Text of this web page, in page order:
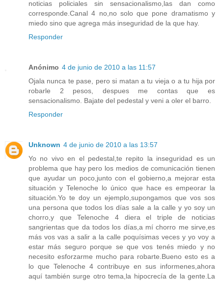
noticias policiales sin sensacionalismo,las dan como
corresponde.Canal 4 no,no solo que pone dramatismo y
miedo sino que agrega más inseguridad de la que hay.
Responder
Anónimo 4 de junio de 2010 a las 11:57
Ojala nunca te pase, pero si matan a tu vieja o a tu hija por
robarle 2 pesos, despues me contas que es
sensacionalismo. Bajate del pedestal y veni a oler el barro.
Responder
Unknown 4 de junio de 2010 a las 13:57
Yo no vivo en el pedestal,te repito la inseguridad es un
problema que hay pero los medios de comunicación tienen
que ayudar un poco,junto con el gobierno,a mejorar esta
situación y Telenoche lo único que hace es empeorar la
situación.Yo te doy un ejemplo,supongamos que vos sos
una persona que todos los días sale a la calle y yo soy un
chorro,y que Telenoche 4 diera el triple de noticias
sangrientas que da todos los días,a mí chorro me sirve,es
más vos vas a salir a la calle poquísimas veces y yo voy a
estar más seguro porque se que vos tenés miedo y no
necesito esforzarme mucho para robarte.Bueno esto es a
lo que Telenoche 4 contribuye en sus informenes,ahora
aquí también surge otro tema,la hipocrecía de la gente.La